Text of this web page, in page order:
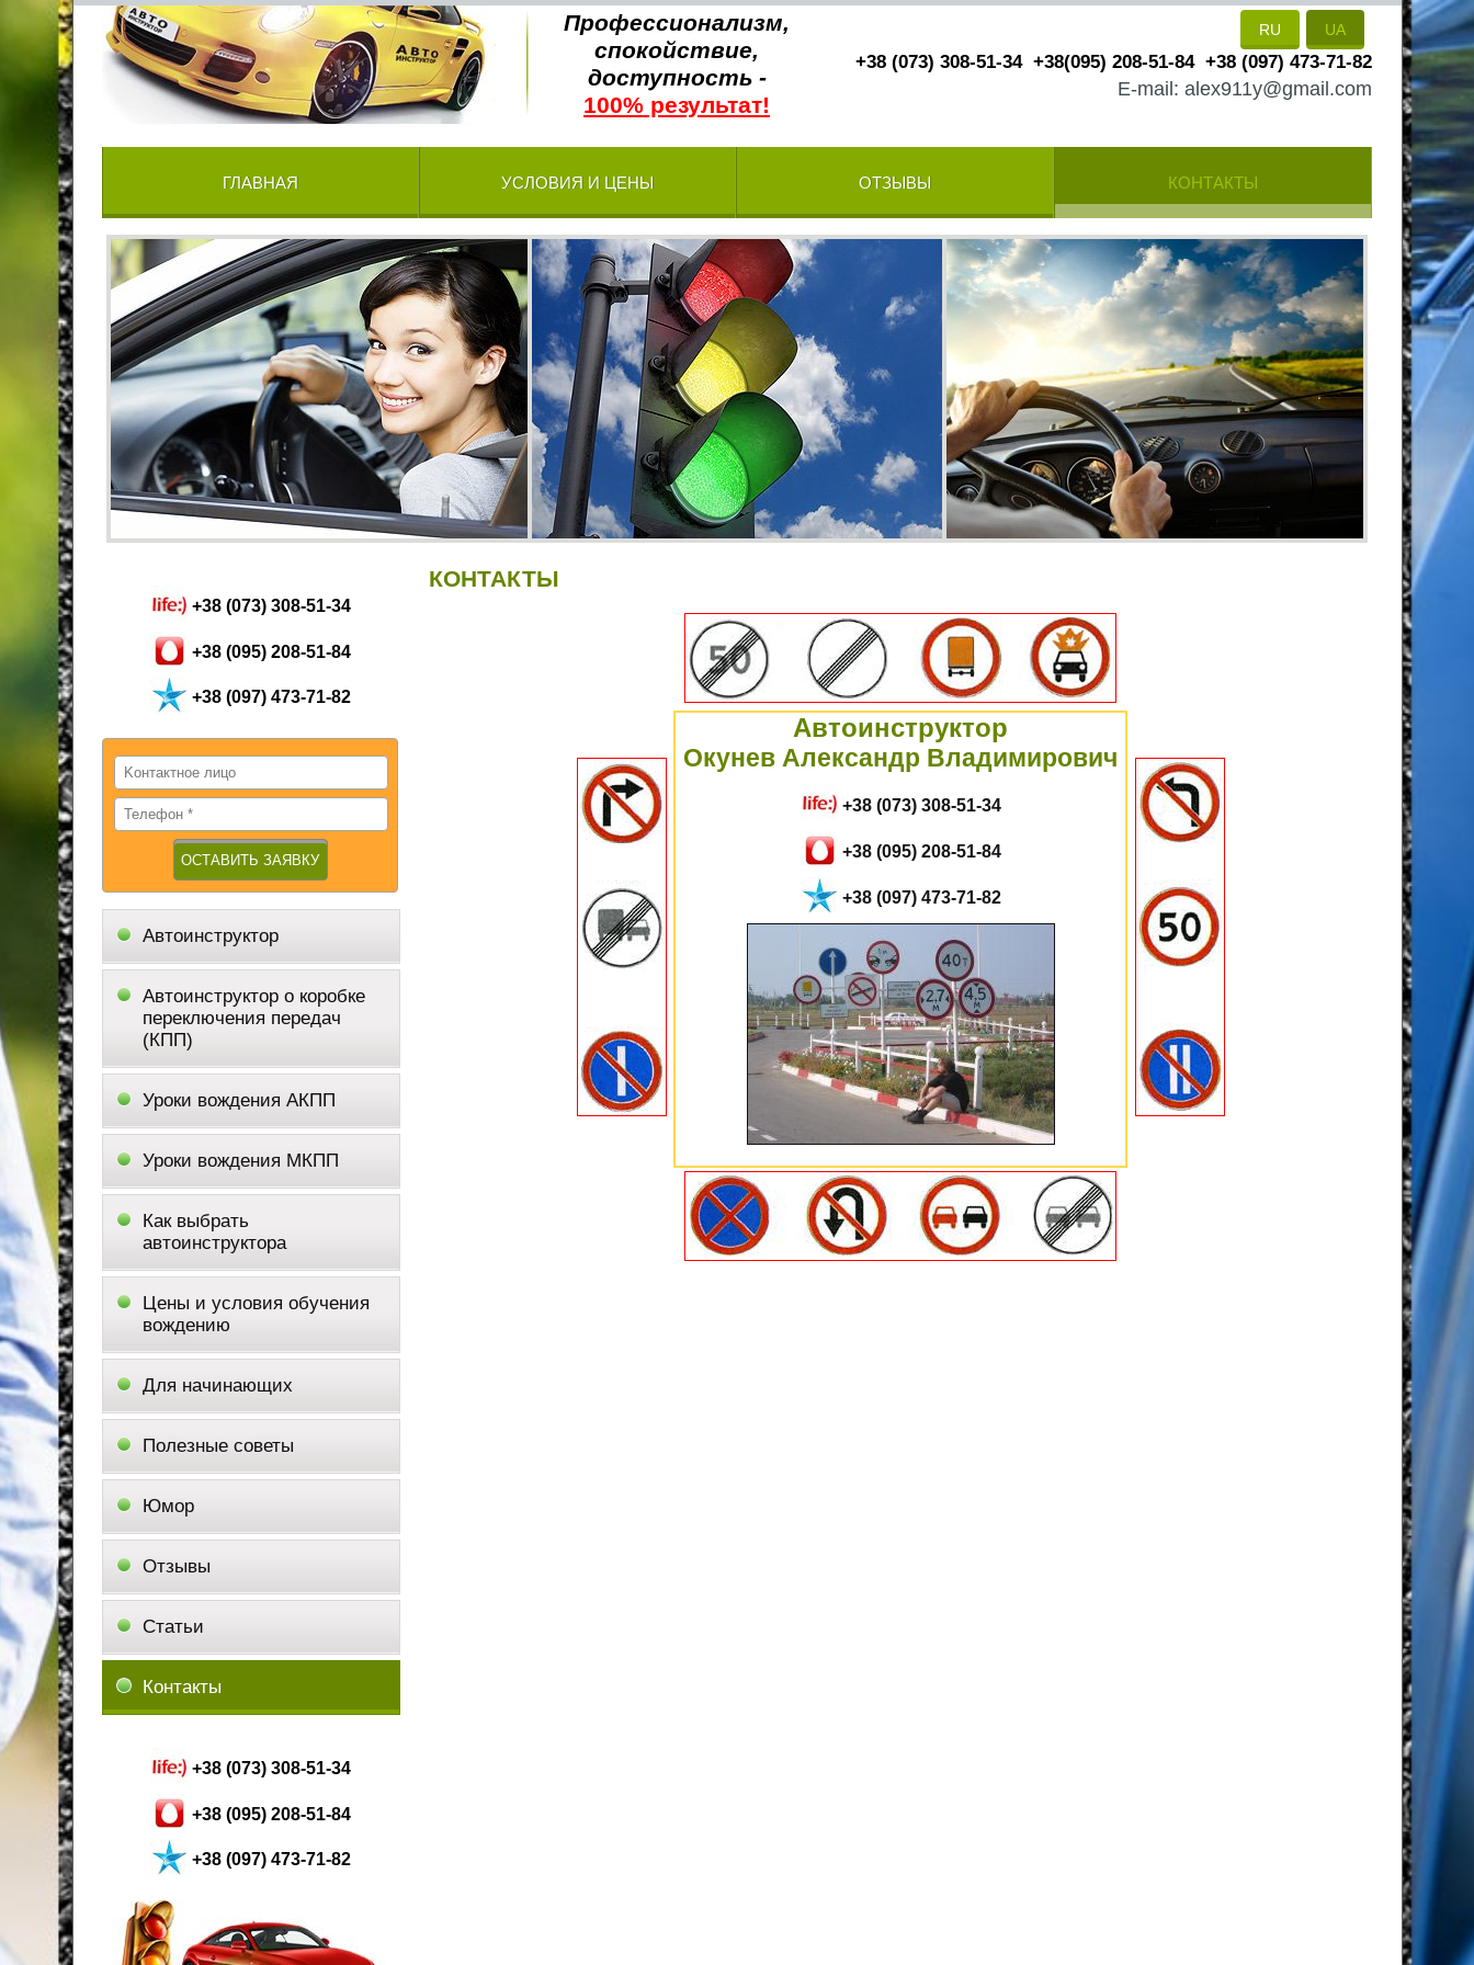
RU UA
Профессионализм,
спокойствие,
доступность -
100% результат!
+38 (073) 308-51-34 +38(095) 208-51-84 +38 (097) 473-71-82
E-mail: alex911y@gmail.com
ГЛАВНАЯ УСЛОВИЯ И ЦЕНЫ ОТЗЫВЫ КОНТАКТЫ
+38 (073) 308-51-34
+38 (095) 208-51-84
+38 (097) 473-71-82
Автоинструктор
Автоинструктор о коробке
переключения передач
(КПП)
Уроки вождения АКПП
Уроки вождения МКПП
Как выбрать
автоинструктора
Цены и условия обучения
вождению
Для начинающих
Полезные советы
Юмор
Отзывы
Статьи
Контакты
+38 (073) 308-51-34
+38 (095) 208-51-84
+38 (097) 473-71-82
КОНТАКТЫ
Автоинструктор
Окунев Александр Владимирович
+38 (073) 308-51-34
+38 (095) 208-51-84
+38 (097) 473-71-82